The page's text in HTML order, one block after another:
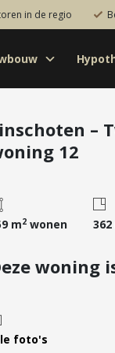
in de regio
Bestaande
Nieuwbouw
Internationaal
Nieuwbouw
–
12
m2 wonen 362
woning
foto's